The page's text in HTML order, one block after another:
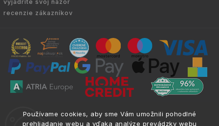
Používame cookies, aby sme Vám umožnili pohodlné
prehliadanie webu a vďaka analýze prevádzky webu
vyjadrite svoj názor
recenzie zákazníkov
Všetky práva vyhradené.